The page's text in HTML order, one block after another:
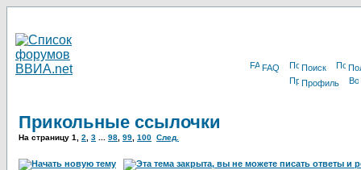
FAQ Поиск
Профиль
Прикольные ссылочки
На страницу 1 2 3 98 99 100 След.